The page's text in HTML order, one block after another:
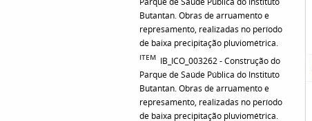
Butantan. Obras de arruamento e
represamento, realizadas no período
de baixa precipitação pluviométrica.
ITEM IB_ICO_003262 - Construção do
Parque de Saúde Pública do Instituto
Butantan. Obras de arruamento e
represamento, realizadas no período
de baixa precipitação pluviométrica.